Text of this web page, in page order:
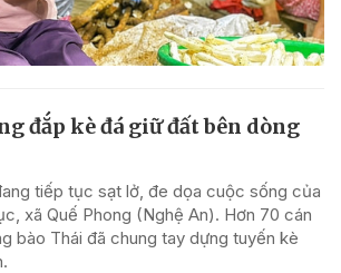
đắp kè đá giữ đất bên dòng
tiếp tục sạt lở, đe dọa cuộc sống của
xã Quế Phong (Nghệ An). Hơn 70 cán
bào Thái đã chung tay dựng tuyến kè